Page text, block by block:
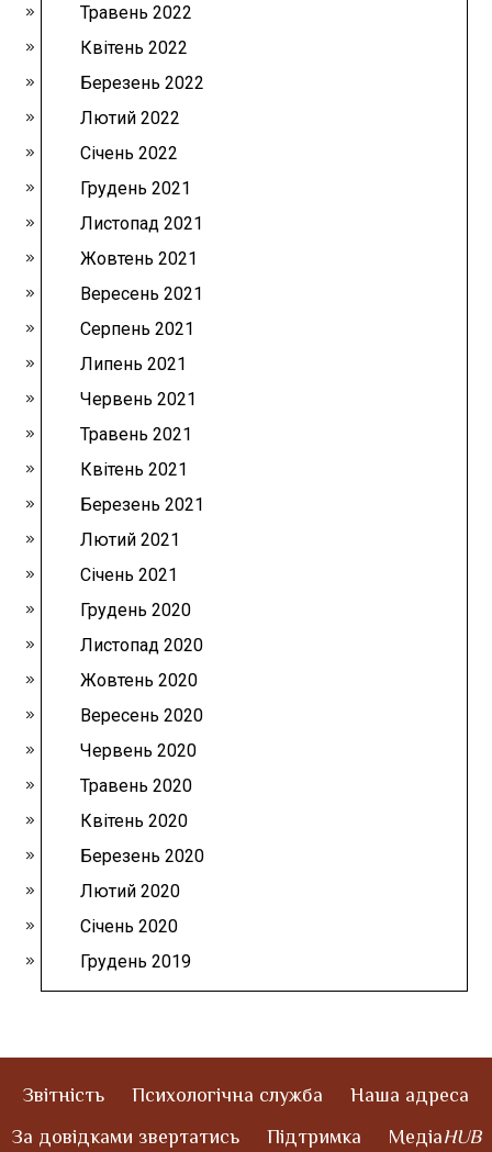
Травень 2022
Квітень 2022
Березень 2022
Лютий 2022
Січень 2022
Грудень 2021
Листопад 2021
Жовтень 2021
Вересень 2021
Серпень 2021
Липень 2021
Червень 2021
Травень 2021
Квітень 2021
Березень 2021
Лютий 2021
Січень 2021
Грудень 2020
Листопад 2020
Жовтень 2020
Вересень 2020
Червень 2020
Травень 2020
Квітень 2020
Березень 2020
Лютий 2020
Січень 2020
Грудень 2019
Звітність Психологічна служба
Наша адреса
За довідками звертатись
Підтримка МедіаHUB